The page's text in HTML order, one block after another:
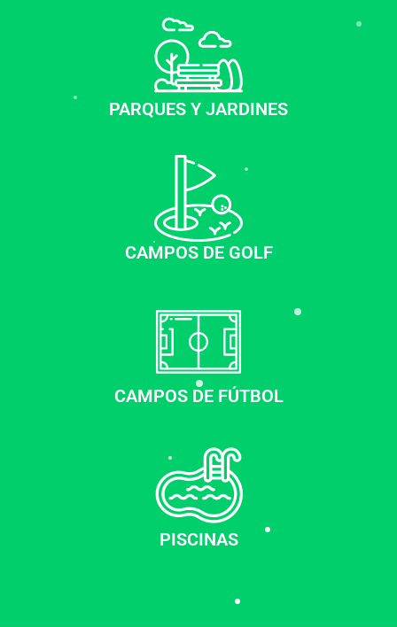
PARQUES Y JARDINES
CAMPOS DE GOLF
CAMPOS DE FÚTBOL
PISCINAS